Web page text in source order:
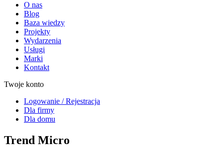
O nas
Blog
Baza wiedzy
Projekty
Wydarzenia
Usługi
Marki
Kontakt
Twoje konto
Logowanie / Rejestracja
Dla firmy
Dla domu
Trend Micro